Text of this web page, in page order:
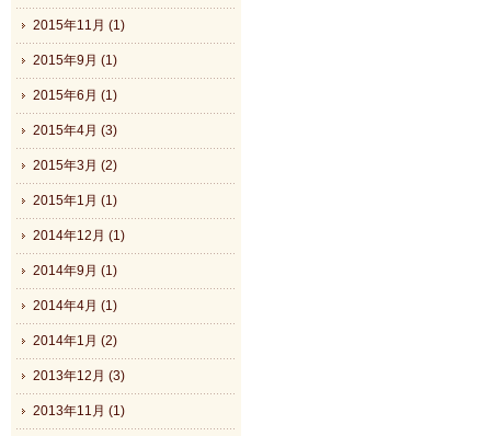
2015年11月 (1)
2015年9月 (1)
2015年6月 (1)
2015年4月 (3)
2015年3月 (2)
2015年1月 (1)
2014年12月 (1)
2014年9月 (1)
2014年4月 (1)
2014年1月 (2)
2013年12月 (3)
2013年11月 (1)